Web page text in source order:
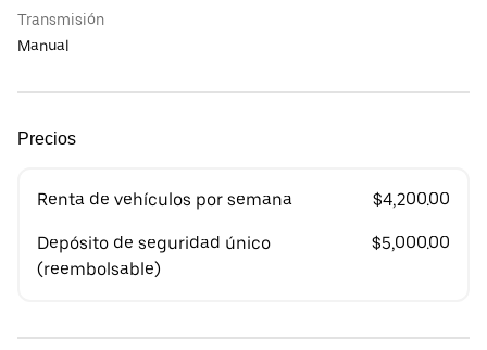
Transmisión
Manual
Precios
Renta de vehículos por semana $4,200.00
Depósito de seguridad único
(reembolsable)
$5,000.00